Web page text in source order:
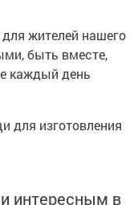
для жителей нашего
быть вместе,
каждый день
для изготовления
интересным в